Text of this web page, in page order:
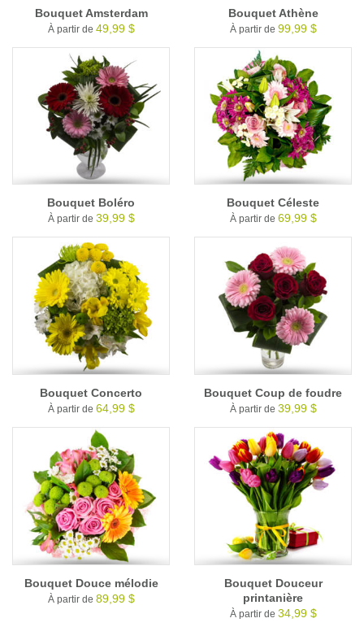
Bouquet Amsterdam
À partir de 49,99 $
Bouquet Athène
À partir de 99,99 $
Bouquet Boléro
À partir de 39,99 $
Bouquet Céleste
À partir de 69,99 $
Bouquet Concerto
À partir de 64,99 $
Bouquet Coup de foudre
À partir de 39,99 $
Bouquet Douce mélodie
À partir de 89,99 $
Bouquet Douceur
printanière
À partir de 34,99 $